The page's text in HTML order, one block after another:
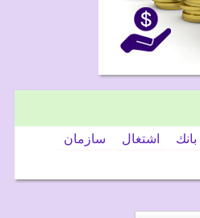
بانك اشتغال
سازمان